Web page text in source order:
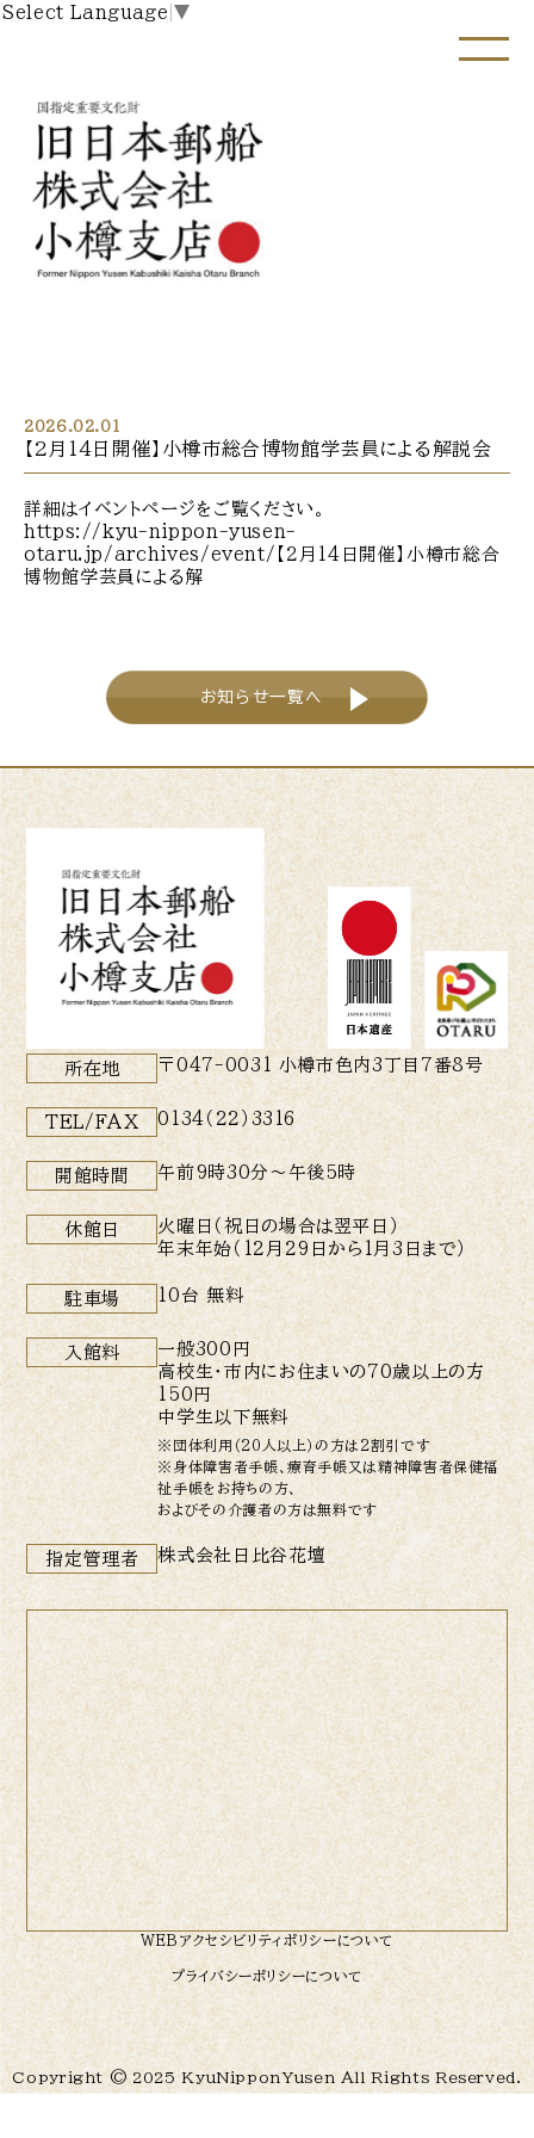
Select Language ▼
2026.02.01
【2月14日開催】小樽市総合博物館学芸員による解説会
詳細はイベントページをご覧ください。
https://kyu-nippon-yusen-
otaru.jp/archives/event/【2月14日開催】小樽市総合
博物館学芸員による解
お知らせ一覧へ
所在地 〒047-0031 小樽市色内3丁目7番8号
TEL/FAX 0134（22）3316
開館時間 午前9時30分〜午後5時
休館日
火曜日（祝日の場合は翌平日）
年末年始（12月29日から1月3日まで）
駐車場 10台 無料
入館料
一般300円
高校生・市内にお住まいの70歳以上の方
150円
中学生以下無料
※団体利用（20人以上）の方は2割引です
※身体障害者手帳、療育手帳又は精神障害者保健福
祉手帳をお持ちの方、
およびその介護者の方は無料です
指定管理者 株式会社日比谷花壇
WEBアクセシビリティポリシーについて
プライバシーポリシーについて
Copyright © 2025 KyuNipponYusen All Rights Reserved.